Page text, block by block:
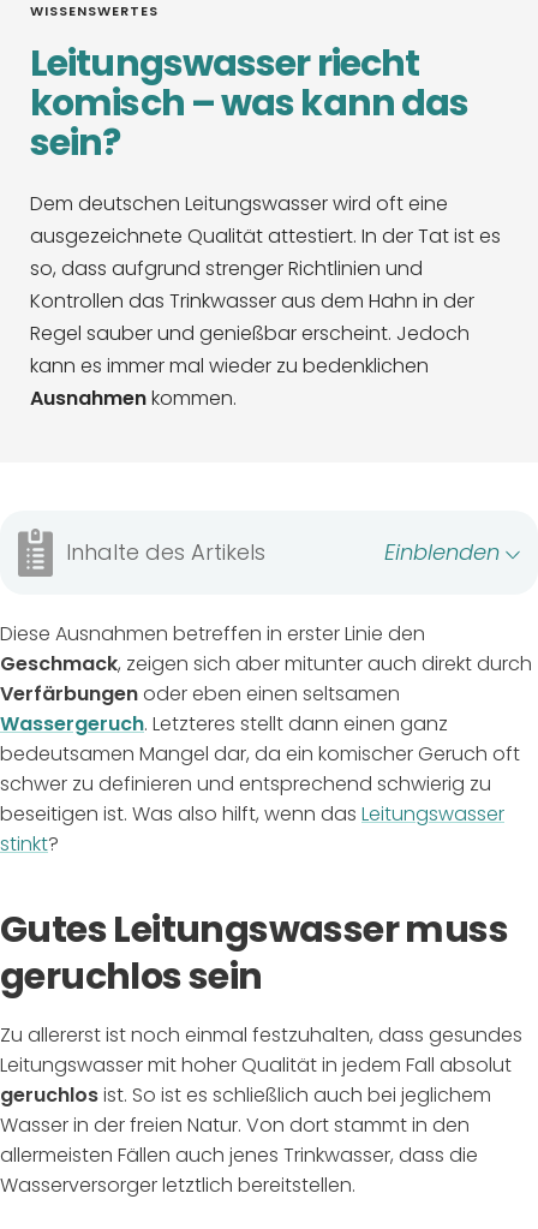
WISSENSWERTES
Leitungswasser riecht
komisch – was kann das
sein?
Dem deutschen Leitungswasser wird oft eine
ausgezeichnete Qualität attestiert. In der Tat ist es
so, dass aufgrund strenger Richtlinien und
Kontrollen das Trinkwasser aus dem Hahn in der
Regel sauber und genießbar erscheint. Jedoch
kann es immer mal wieder zu bedenklichen
Ausnahmenkommen.
Inhalte des Artikels Einblenden
Diese Ausnahmen betreffen in erster Linie den
Geschmack, zeigen sich aber mitunter auch direkt durch
Verfärbungenoder eben einen seltsamen
Wassergeruch. Letzteres stellt dann einen ganz
bedeutsamen Mangel dar, da ein komischer Geruch oft
schwer zu definieren und entsprechend schwierig zu
beseitigen ist. Was also hilft, wenn das Leitungswasser
stinkt?
Gutes Leitungswasser muss
geruchlos sein
Zu allererst ist noch einmal festzuhalten, dass gesundes
Leitungswasser mit hoher Qualität in jedem Fall absolut
geruchlosist. So ist es schließlich auch bei jeglichem
Wasser in der freien Natur. Von dort stammt in den
allermeisten Fällen auch jenes Trinkwasser, dass die
Wasserversorger letztlich bereitstellen.